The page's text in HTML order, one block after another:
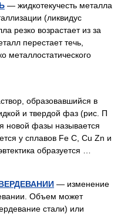
— жидкотекучесть металла
(ликвидус
резко возрастает из за
перестает течь,
металлостатического
образовавшийся в
и твердой фаз (рис. П
новой фазы называется
у сплавов Fe С, Cu Zn и
образуется …
— изменение
Объем может
стали) или